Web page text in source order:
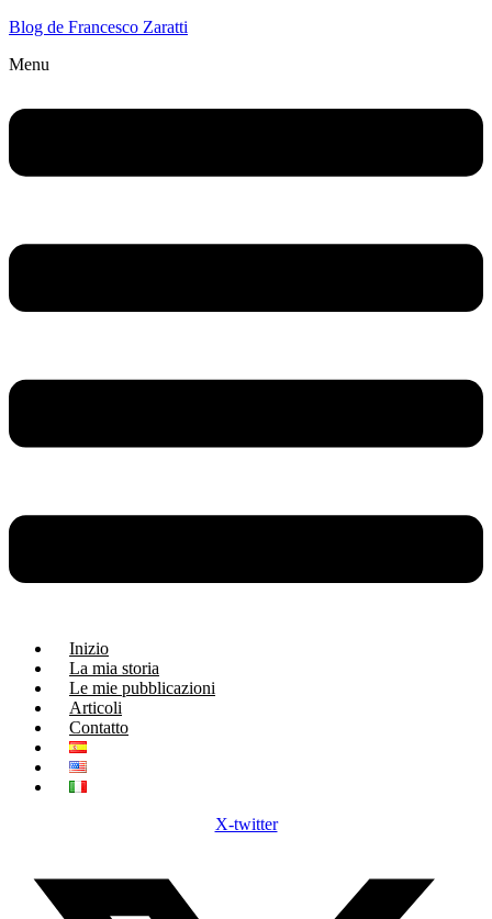
Blog de Francesco Zaratti
Menu
Inizio
La mia storia
Le mie pubblicazioni
Articoli
Contatto
X-twitter